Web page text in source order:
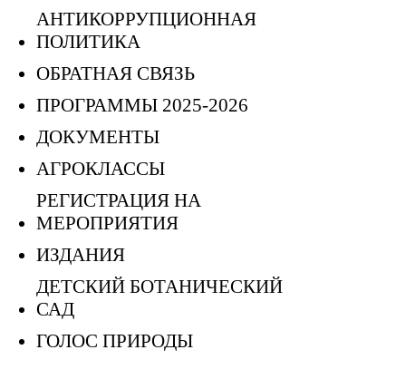
АНТИКОРРУПЦИОННАЯ
ПОЛИТИКА
ОБРАТНАЯ СВЯЗЬ
ПРОГРАММЫ 2025-2026
ДОКУМЕНТЫ
АГРОКЛАССЫ
РЕГИСТРАЦИЯ НА
МЕРОПРИЯТИЯ
ИЗДАНИЯ
ДЕТСКИЙ БОТАНИЧЕСКИЙ
САД
ГОЛОС ПРИРОДЫ